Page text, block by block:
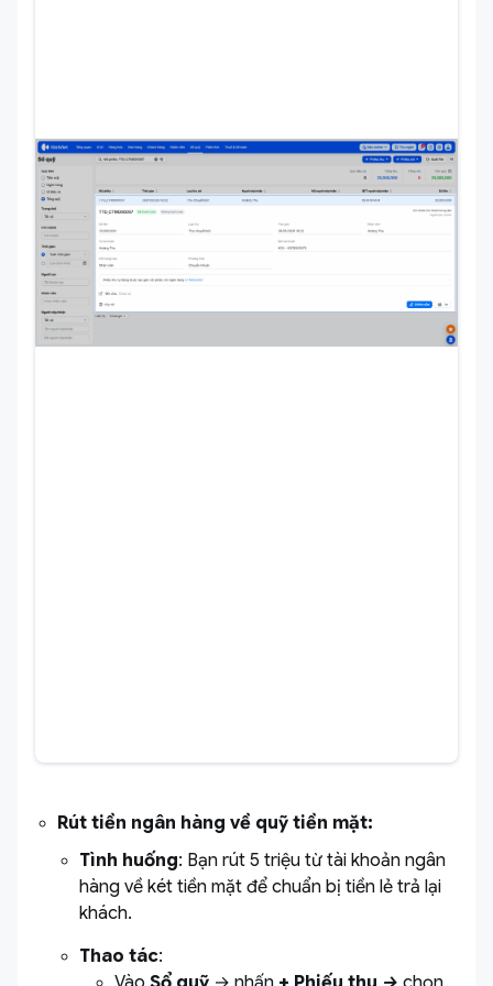
Rút tiền ngân hàng về quỹ tiền mặt:
Tình huống: Bạn rút 5 triệu từ tài khoản ngân
hàng về két tiền mặt để chuẩn bị tiền lẻ trả lại
khách.
Thao tác: